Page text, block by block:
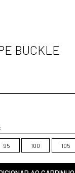
BUCKLE
95 100 105